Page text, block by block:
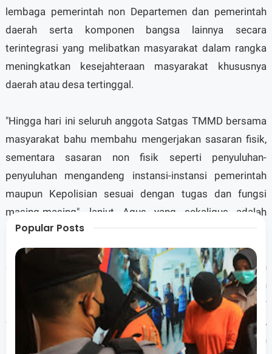
lembaga pemerintah non Departemen dan pemerintah
daerah serta komponen bangsa lainnya secara
terintegrasi yang melibatkan masyarakat dalam rangka
meningkatkan kesejahteraan masyarakat khususnya
daerah atau desa tertinggal.
"Hingga hari ini seluruh anggota Satgas TMMD bersama
masyarakat bahu membahu mengerjakan sasaran fisik,
sementara sasaran non fisik seperti penyuluhan-
penyuluhan mengandeng instansi-instansi pemerintah
maupun Kepolisian sesuai dengan tugas dan fungsi
masing-masing", lanjut Agus yang sekaligus adalah
Dansatgas TMMD ke 102 Kodim 1615/Lotim.
Sementara Pasiter Kodim 1615/Lotim menyampaikan
kegiatan berikutnya adalah melanjutkan pekerjaan
pembuatan jalan baru usaha tani sepajang 2000 meter
dan 1400 meter, pemasangan gorong-gorong,
pembuatan tempat wudhu maupun pembuatan
Popular Posts